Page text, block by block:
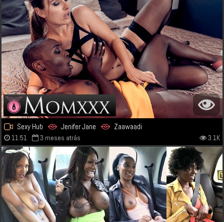
Sexy Hub Jenifer Jane Zaawaadi
11:51 3 meses atrás 3.1K